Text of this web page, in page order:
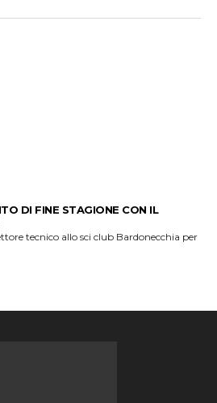
DI FINE STAGIONE CON IL
tecnico allo sci club Bardonecchia per